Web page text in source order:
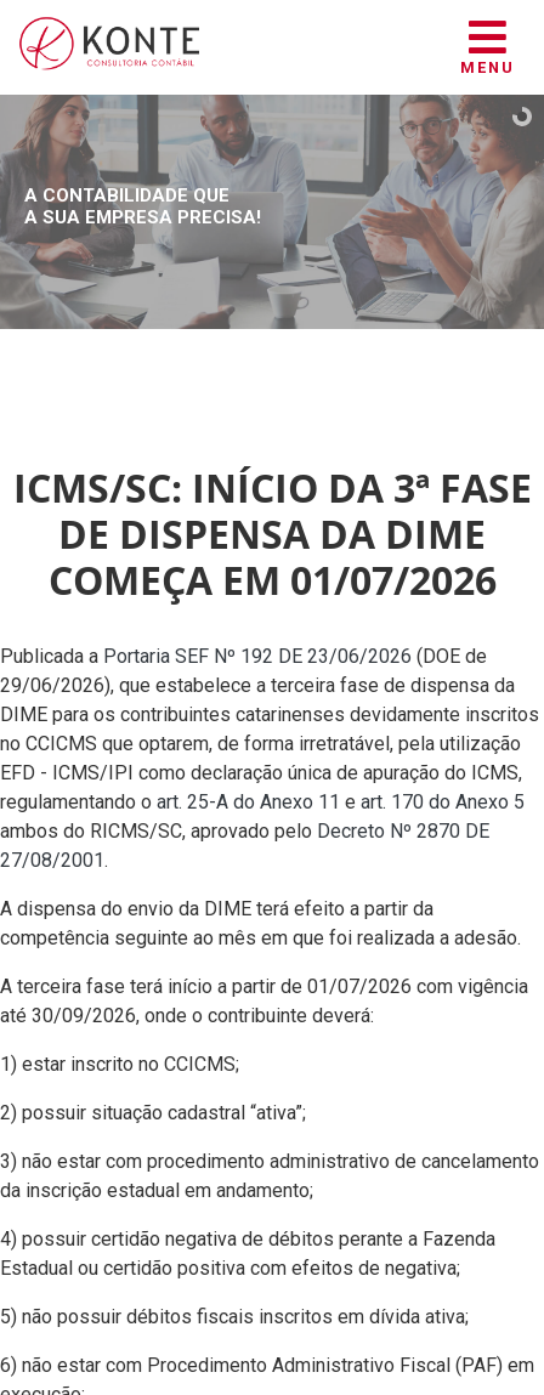
MENU
A CONTABILIDADE QUE
A SUA EMPRESA PRECISA!
ICMS/SC: INÍCIO DA 3ª FASE
DE DISPENSA DA DIME
COMEÇA EM 01/07/2026
Publicada a Portaria SEF Nº 192 DE 23/06/2026 (DOE de
29/06/2026), que estabelece a terceira fase de dispensa da
DIME para os contribuintes catarinenses devidamente inscritos
no CCICMS que optarem, de forma irretratável, pela utilização
EFD - ICMS/IPI como declaração única de apuração do ICMS,
regulamentando o art. 25-A do Anexo 11 e art. 170 do Anexo 5
ambos do RICMS/SC, aprovado pelo Decreto Nº 2870 DE
27/08/2001.
A dispensa do envio da DIME terá efeito a partir da
competência seguinte ao mês em que foi realizada a adesão.
A terceira fase terá início a partir de 01/07/2026 com vigência
até 30/09/2026, onde o contribuinte deverá:
1) estar inscrito no CCICMS;
2) possuir situação cadastral “ativa”;
3) não estar com procedimento administrativo de cancelamento
da inscrição estadual em andamento;
4) possuir certidão negativa de débitos perante a Fazenda
Estadual ou certidão positiva com efeitos de negativa;
5) não possuir débitos fiscais inscritos em dívida ativa;
6) não estar com Procedimento Administrativo Fiscal (PAF) em